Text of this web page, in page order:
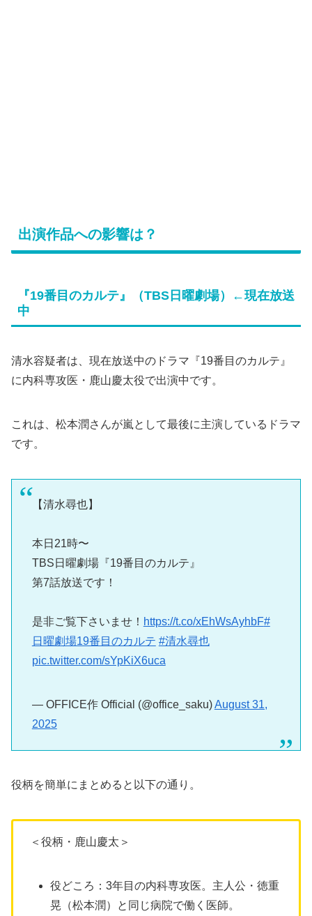
出演作品への影響は？
『19番目のカルテ』（TBS日曜劇場）←現在放送
中
清水容疑者は、現在放送中のドラマ『19番目のカルテ』
に内科専攻医・鹿山慶太役で出演中です。
これは、松本潤さんが嵐として最後に主演しているドラマ
です。
【清水尋也】
本日21時〜
TBS日曜劇場『19番目のカルテ』
第7話放送です！
是非ご覧下さいませ！ https://t.co/xEhWsAyhbF#
日曜劇場19番目のカルテ #清水尋也
pic.twitter.com/sYpKiX6uca
— OFFICE作 Official (@office_saku)August 31,
2025
役柄を簡単にまとめると以下の通り。
＜役柄・鹿山慶太＞
役どころ：3年目の内科専攻医。主人公・徳重
晃（松本潤）と同じ病院で働く医師。